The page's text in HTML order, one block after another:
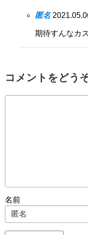
匿名
期待すんなカス
コメントをどう
名前